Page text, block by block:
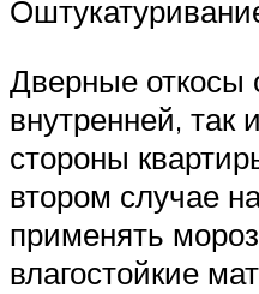
Дверные откосы
внутренней, так
стороны
втором случае
применять
влагостойкие